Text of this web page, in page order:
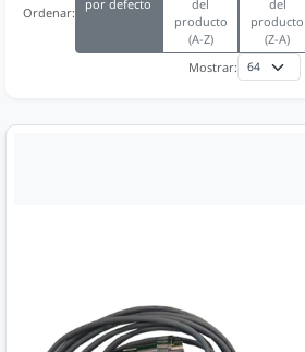
Ordenar:
por defecto
del
producto
(A-Z)
del
producto
(Z-A)
Mostrar: